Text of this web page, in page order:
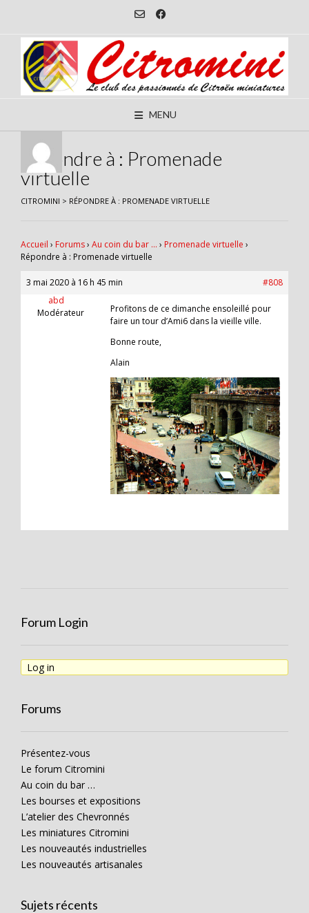
content
MENU
Répondre à : Promenade
virtuelle
CITROMINI > RÉPONDRE À : PROMENADE VIRTUELLE
Accueil › Forums› Au coin du bar … › Promenade virtuelle ›
Répondre à : Promenade virtuelle
3 mai 2020 à 16 h 45 min
#808
abd
Modérateur
Profitons de ce dimanche ensoleillé pour
faire un tour d’Ami6 dans la vieille ville.
Bonne route,
Alain
Forum Login
Log in
Forums
Présentez-vous
Le forum Citromini
Au coin du bar …
Les bourses et expositions
L’atelier des Chevronnés
Les miniatures Citromini
Les nouveautés industrielles
Les nouveautés artisanales
Sujets récents